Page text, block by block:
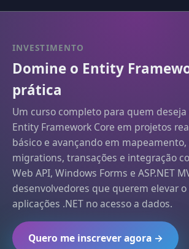
INVESTIMENTO
Domine o Entity
prática
Um curso completo para quem
Entity Framework Core em projetos
básico e avançando em
migrations, transações e integração
Web API, Windows Forms e ASP.NET
desenvolvedores que querem elevar
aplicações .NET no acesso a dados.
Quero me inscrever agora →